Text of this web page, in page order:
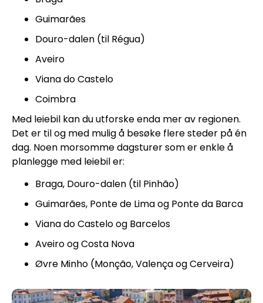
Guimarães
Douro-dalen (til Régua)
Aveiro
Viana do Castelo
Coimbra
Med leiebil kan du utforske enda mer av regionen.
Det er til og med mulig å besøke flere steder på én
dag. Noen morsomme dagsturer som er enkle å
planlegge med leiebil er:
Braga, Douro-dalen (til Pinhão)
Guimarães, Ponte de Lima og Ponte da Barca
Viana do Castelo og Barcelos
Aveiro og Costa Nova
Øvre Minho (Monção, Valença og Cerveira)